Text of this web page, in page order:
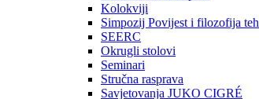
Kolokviji​
Simpozij Povijest i filozofija
SEERC
Okrugli stolovi
Seminari​
Stručna rasprava​
Savjetovanja JUKO CIGRÉ